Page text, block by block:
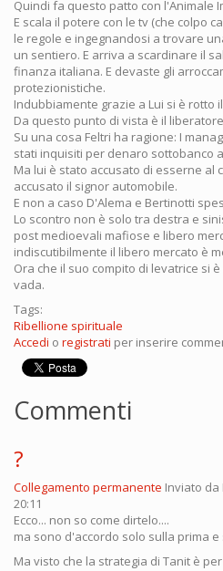
Quindi fa questo patto con l'Animale
E scala il potere con le tv (che colpo
le regole e ingegnandosi a trovare
un sentiero. E arriva a scardinare il
finanza italiana. E devaste gli
protezionistiche.
Indubbiamente grazie a Lui si è rotto
Da questo punto di vista è il
Su una cosa Feltri ha ragione: I
stati inquisiti per denaro sottobanco
Ma lui è stato accusato di esserne al
accusato il signor automobile.
E non a caso D'Alema e Bertinotti
Lo scontro non è solo tra destra e
post medioevali mafiose e libero
indiscutibilmente il libero mercato è
Ora che il suo compito di levatrice si
vada.
Tags:
Ribellione spirituale
Accedi o registrati per inserire
Commenti
?
Collegamento permanente Inviato da
20:11
Ecco... non so come dirtelo....
ma sono d'accordo solo sulla prima
Ma visto che la strategia di Tanit è